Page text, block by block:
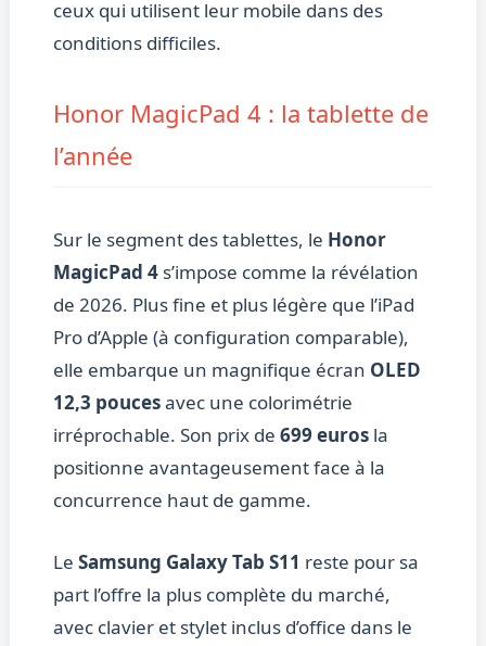
ceux qui utilisent leur mobile dans des
conditions difficiles.
Honor MagicPad 4 : la tablette de
l’année
Sur le segment des tablettes, le Honor
MagicPad 4s’impose comme la révélation
de 2026. Plus fine et plus légère que l’iPad
Pro d’Apple (à configuration comparable),
elle embarque un magnifique écran OLED
12,3 poucesavec une colorimétrie
irréprochable. Son prix de 699 eurosla
positionne avantageusement face à la
concurrence haut de gamme.
Le Samsung Galaxy Tab S11 reste pour sa
part l’offre la plus complète du marché,
avec clavier et stylet inclus d’office dans le